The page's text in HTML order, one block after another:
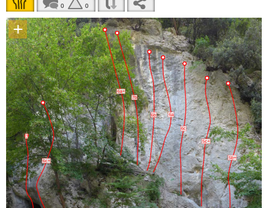
0 0
+
?
6c+
6a+
7b
6b 6a
6c
5c+
5b+